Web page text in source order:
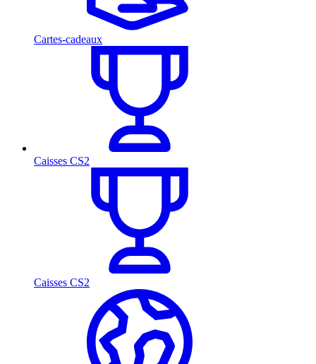
Cartes-cadeaux
Caisses CS2
Caisses CS2